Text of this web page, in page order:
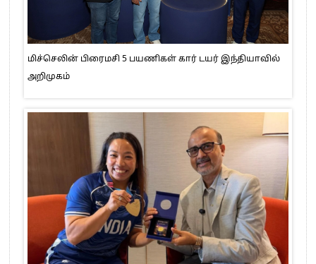
மிச்செலின் பிரைமசி 5 பயணிகள் கார் டயர் இந்தியாவில்
அறிமுகம்